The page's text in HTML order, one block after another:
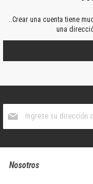
..Crear una cuenta tiene
una
boletín
Nosotros